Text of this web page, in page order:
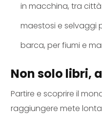
in macchina, tra
maestosi e selvaggi
barca, per fiumi e
Non solo libri,
Partire e scoprire il
raggiungere mete